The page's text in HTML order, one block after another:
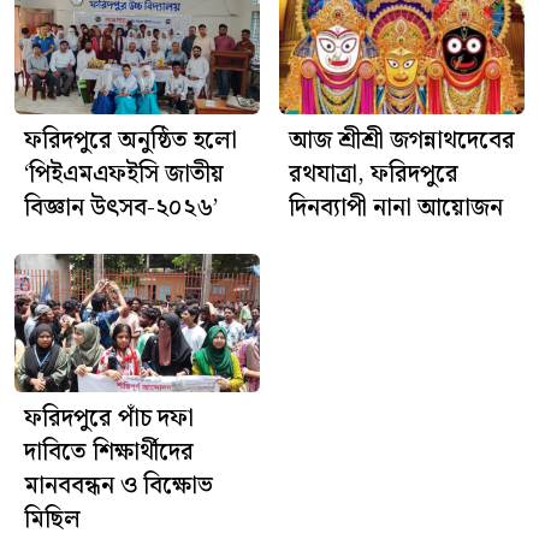
ফরিদপুরে অনুষ্ঠিত হলো
‘পিইএমএফইসি জাতীয়
বিজ্ঞান উৎসব-২০২৬’
আজ শ্রীশ্রী জগন্নাথদেবের
রথযাত্রা, ফরিদপুরে
দিনব্যাপী নানা আয়োজন
ফরিদপুরে পাঁচ দফা
দাবিতে শিক্ষার্থীদের
মানববন্ধন ও বিক্ষোভ
মিছিল